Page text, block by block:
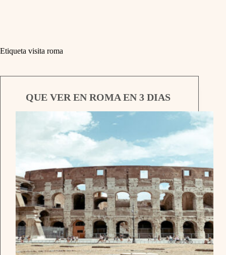
Etiqueta visita roma
QUE VER EN ROMA EN 3 DIAS